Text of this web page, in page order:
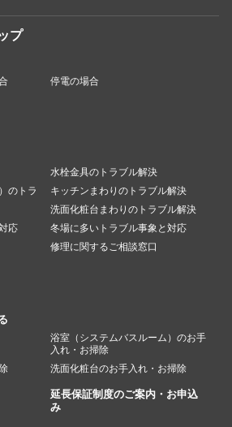
プ
停電の場合
水栓金具のトラブル解決
のトラ
キッチンまわりのトラブル解決
洗面化粧台まわりのトラブル解決
応
冬場に多いトラブル事象と対応
修理に関するご相談窓口
浴室（システムバスルーム）のお手
入れ・お掃除
洗面化粧台のお手入れ・お掃除
延長保証制度のご案内・お申込
み